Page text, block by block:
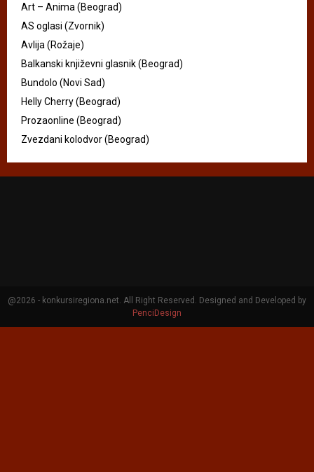
Art – Anima (Beograd)
AS oglasi (Zvornik)
Avlija (Rožaje)
Balkanski književni glasnik (Beograd)
Bundolo (Novi Sad)
Helly Cherry (Beograd)
Prozaonline (Beograd)
Zvezdani kolodvor (Beograd)
@2026 - konkursiregiona.net. All Right Reserved. Designed and Developed by
PenciDesign